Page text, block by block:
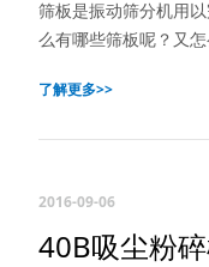
筛板是振动筛分机用
么有哪些筛板呢？又
了解更多>>
2016-09-06
40B吸尘粉